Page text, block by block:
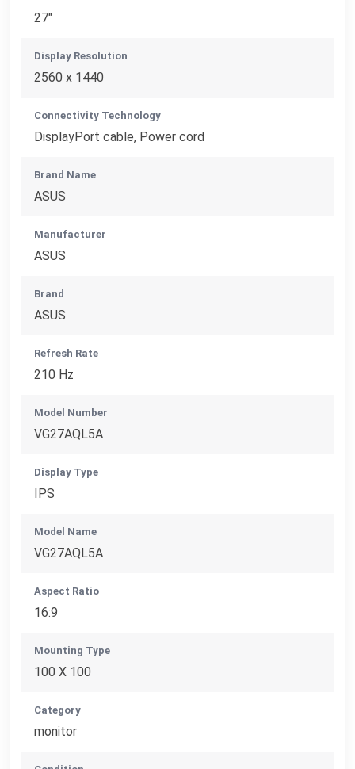
27"
Display Resolution
2560 x 1440
Connectivity Technology
DisplayPort cable, Power cord
Brand Name
ASUS
Manufacturer
ASUS
Brand
ASUS
Refresh Rate
210 Hz
Model Number
VG27AQL5A
Display Type
IPS
Model Name
VG27AQL5A
Aspect Ratio
16:9
Mounting Type
100 X 100
Category
monitor